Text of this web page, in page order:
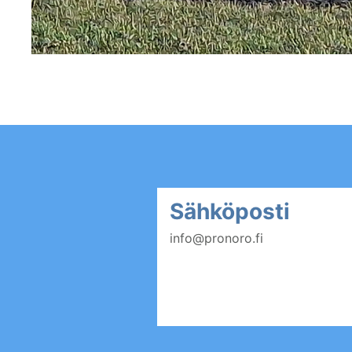
Sähköposti
info@pronoro.fi